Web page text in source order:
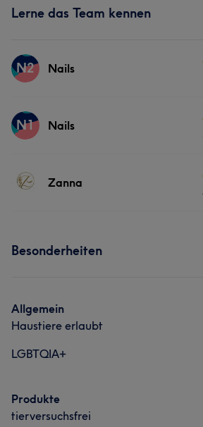
Lerne das Team kennen
N2 Nails
Services
N1 Nails
Services
Zanna
Was unsere Kunden über Zanna
Besonderheiten
Allgemein
Haustiere erlaubt
LGBTQIA+
Produkte
tierversuchsfrei